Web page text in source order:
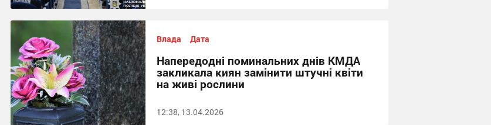
Влада Дата
Напередодні поминальних днів КМДА
закликала киян замінити штучні квіти
на живі рослини
12:38, 13.04.2026